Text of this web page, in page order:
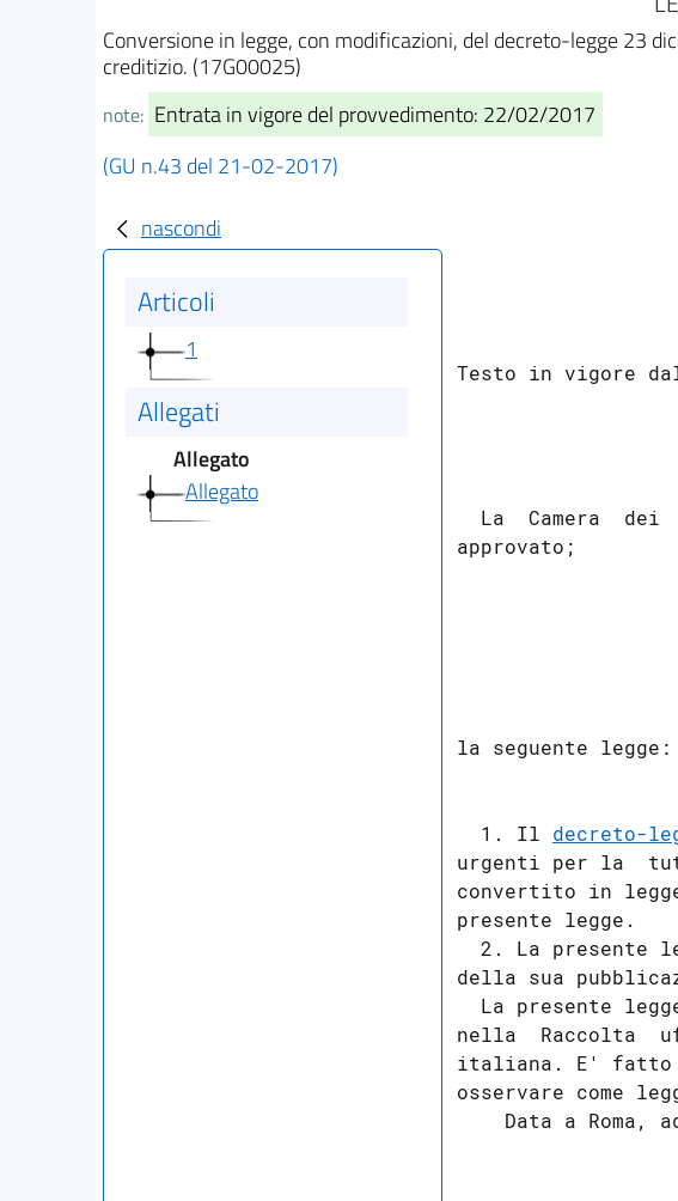
Conversione in legge, con modificazioni, del decreto-legge 23
creditizio. (17G00025)
note: Entrata in vigore del provvedimento: 22/02/2017
(GU n.43 del 21-02-2017)
nascondi
Articoli
1
Allegati
Allegato
Allegato
Testo in vigore
La  Camera  dei
approvato;
la seguente legge:
  1. Il
decreto-
urgenti per la
convertito in
presente legge.
2. La presente
della sua
La presente
nella  Raccolta
italiana. E' fatto
osservare come
Data a Roma,